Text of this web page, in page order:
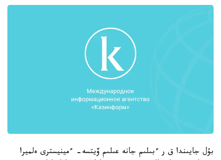
بۇل جايىندا ق ر ءبىلىم جانە عىلىم ۆيتسە- ءمينيسترى ەلميرا